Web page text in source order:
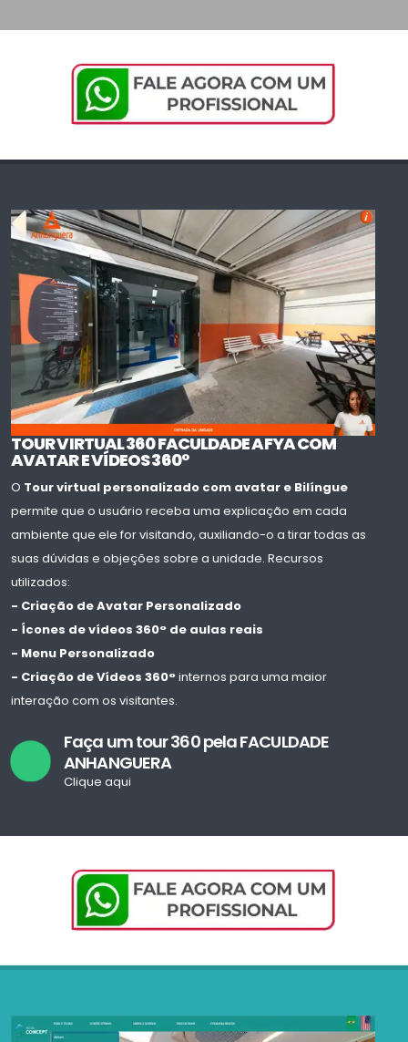
TOUR VIRTUAL 360 FACULDADE AFYA COM
AVATAR E VÍDEOS 360°
O Tour virtual personalizado com avatar e Bilíngue
permite que o usuário receba uma explicação em cada
ambiente que ele for visitando, auxiliando-o a tirar todas as
suas dúvidas e objeções sobre a unidade. Recursos
utilizados:
- Criação de Avatar Personalizado
- Ícones de vídeos 360° de aulas reais
- Menu Personalizado
- Criação de Vídeos 360°internos para uma maior
interação com os visitantes.
Faça um tour 360 pela FACULDADE
ANHANGUERA
Clique aqui